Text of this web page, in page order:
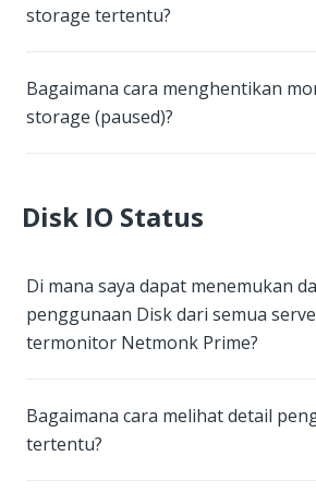
storage tertentu?
Bagaimana cara menghentikan
storage (paused)?
Disk IO Status
Di mana saya dapat menemukan
penggunaan Disk dari semua
termonitor Netmonk Prime?
Bagaimana cara melihat detail
tertentu?